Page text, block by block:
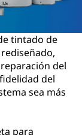
tintado de
del
del
sea más
para